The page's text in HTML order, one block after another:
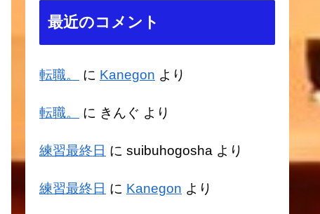
最近のコメント
転職。 に Kanegon より
転職。 に きんぐ より
練習最終日 に suibuhogosha より
練習最終日 に Kanegon より